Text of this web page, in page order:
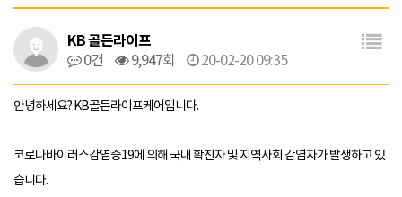
KB 골든라이프
0건 9,947회 20-02-20 09:35
안녕하세요? KB골든라이프케어입니다.
코로나바이러스감염증19에 의해 국내 확진자 및 지역사회 감염자가 발생하고 있
습니다.